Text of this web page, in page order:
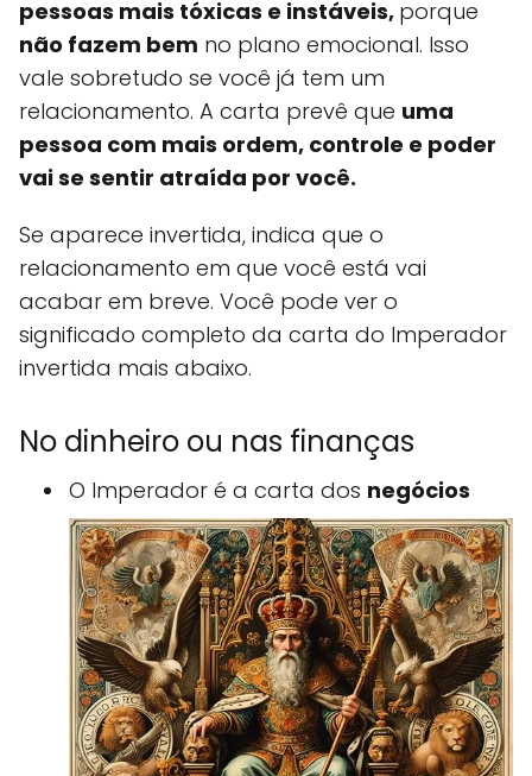
pessoas mais tóxicas e instáveis, porque
não fazem bem no plano emocional. Isso
vale sobretudo se você já tem um
relacionamento. A carta prevê que uma
pessoa com mais ordem, controle e poder
vai se sentir atraída por você.
Se aparece invertida, indica que o
relacionamento em que você está vai
acabar em breve. Você pode ver o
significado completo da carta do Imperador
invertida mais abaixo.
No dinheiro ou nas finanças
O Imperador é a carta dos negócios